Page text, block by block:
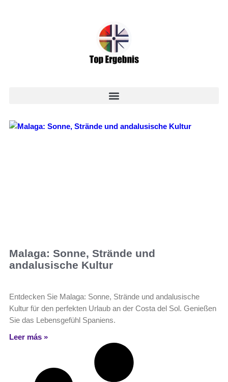
Malaga: Sonne, Strände und
andalusische Kultur
Entdecken Sie Malaga: Sonne, Strände und andalusische
Kultur für den perfekten Urlaub an der Costa del Sol. Genießen
Sie das Lebensgefühl Spaniens.
Leer más »